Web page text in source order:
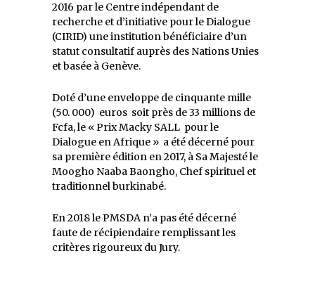
2016 par le Centre indépendant de
recherche et d’initiative pour le Dialogue
(CIRID) une institution bénéficiaire d’un
statut consultatif auprès des Nations Unies
et basée à Genève.
Doté d’une enveloppe de cinquante mille
(50. 000) euros soit près de 33 millions de
Fcfa, le « Prix Macky SALL pour le
Dialogue en Afrique » a été décerné pour
sa première édition en 2017, à Sa Majesté le
Moogho Naaba Baongho, Chef spirituel et
traditionnel burkinabé.
En 2018 le PMSDA n’a pas été décerné
faute de récipiendaire remplissant les
critères rigoureux du Jury.